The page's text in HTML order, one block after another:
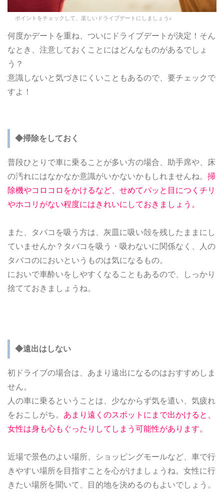
ポイントをチェックして、楽しいドライブデートにしましょう♪
何度かデートを重ね、ついにドライブデートが決定！そん
なとき、注意しておくことにはどんなものがあるでしょ
う？
意識しないと気づきにくいこともあるので、要チェックで
すよ！
◆掃除をしておく
普段ひとりで車に乗ることが多い方の場合、助手席や、床
の汚れにはなかなか意識がいかないかもしれませんね。 掃
除機やコロコロをかけるなど、せめてパッと目につくチリ
やホコリがない程度にはきれいにしておきましょう。
また、タバコを吸う方は、灰皿に吸い殻を残したままにし
ていませんか？タバコを吸う・吸わないに関係なく、人の
タバコのにおいというものは気になるもの。
においで車酔いをしやすくなることもあるので、しっかり
捨てておきましょうね。
◆遠出はしない
初ドライブの場合は、あまり遠出になるのはおすすめしま
せん。
人の車に乗るということは、少なからず気を遣い、気疲れ
をおこしがち。 あまり遠くのスポットにまで出かけると、
女性は身も心もぐったりしてしまう可能性があります。
近場で景色のよい場所、ショッピングモールなど、車で行
きやすい場所を目指すことを心がけましょうね。女性に行
きたい場所を聞いて、目的地を決めるのもよいでしょう。